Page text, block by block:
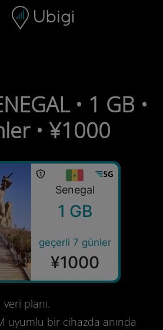
Alt bilgi
• 1 GB •
• ¥1000
Senegal
1 GB
geçerli 7 günler
¥1000
planı.
uyumlu bir cihazda anında